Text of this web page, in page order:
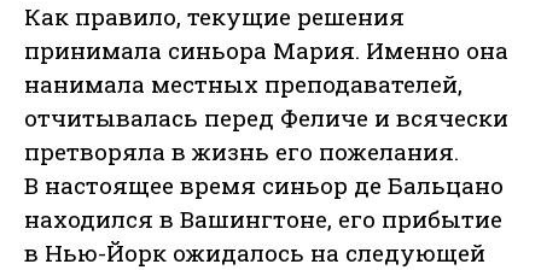
Как правило, текущие решения
принимала синьора Мария. Именно она
нанимала местных преподавателей,
отчитывалась перед Феличе и всячески
претворяла в жизнь его пожелания.
В настоящее время синьор де Бальцано
находился в Вашингтоне, его прибытие
в Нью-Йорк ожидалось на следующей